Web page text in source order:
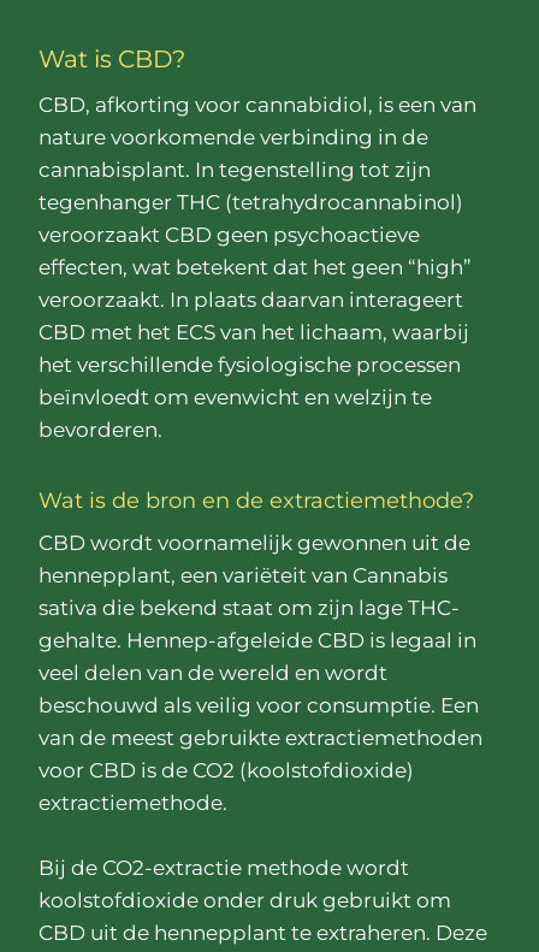
Wat is CBD?
CBD, afkorting voor cannabidiol, is een van
nature voorkomende verbinding in de
cannabisplant. In tegenstelling tot zijn
tegenhanger THC (tetrahydrocannabinol)
veroorzaakt CBD geen psychoactieve
effecten, wat betekent dat het geen “high”
veroorzaakt. In plaats daarvan interageert
CBD met het ECS van het lichaam, waarbij
het verschillende fysiologische processen
beïnvloedt om evenwicht en welzijn te
bevorderen.
Wat is de bron en de extractiemethode?
CBD wordt voornamelijk gewonnen uit de
hennepplant, een variëteit van Cannabis
sativa die bekend staat om zijn lage THC-
gehalte. Hennep-afgeleide CBD is legaal in
veel delen van de wereld en wordt
beschouwd als veilig voor consumptie. Een
van de meest gebruikte extractiemethoden
voor CBD is de CO2 (koolstofdioxide)
extractiemethode.
Bij de CO2-extractie methode wordt
koolstofdioxide onder druk gebruikt om
CBD uit de hennepplant te extraheren. Deze